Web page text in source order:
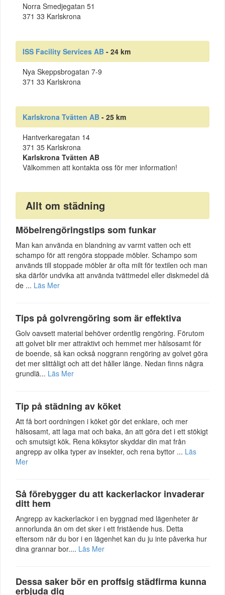
Norra Smedjegatan 51
371 33 Karlskrona
ISS Facility Services AB - 24 km
Nya Skeppsbrogatan 7-9
371 33 Karlskrona
Karlskrona Tvätten AB - 25 km
Hantverkaregatan 14
371 35 Karlskrona
Karlskrona Tvätten AB
Välkommen att kontakta oss för mer information!
Allt om städning
Möbelrengöringstips som funkar
Man kan använda en blandning av varmt vatten och ett
schampo för att rengöra stoppade möbler. Schampo som
används till stoppade möbler är ofta milt för textilen och man
ska därför undvika att använda tvättmedel eller diskmedel då
de ... Läs Mer
Tips på golvrengöring som är effektiva
Golv oavsett material behöver ordentlig rengöring. Förutom
att golvet blir mer attraktivt och hemmet mer hälsosamt för
de boende, så kan också noggrann rengöring av golvet göra
det mer slittåligt och att det håller länge. Nedan finns några
grundlä... Läs Mer
Tip på städning av köket
Att få bort oordningen i köket gör det enklare, och mer
hälsosamt, att laga mat och baka, än att göra det i ett stökigt
och smutsigt kök. Rena köksytor skyddar din mat från
angrepp av olika typer av insekter, och rena byttor ... Läs
Mer
Så förebygger du att kackerlackor invaderar
ditt hem
Angrepp av kackerlackor i en byggnad med lägenheter är
annorlunda än om det sker i ett fristående hus. Detta
eftersom när du bor i en lägenhet kan du ju inte påverka hur
dina grannar bor.... Läs Mer
Dessa saker bör en proffsig städfirma kunna
erbjuda dig